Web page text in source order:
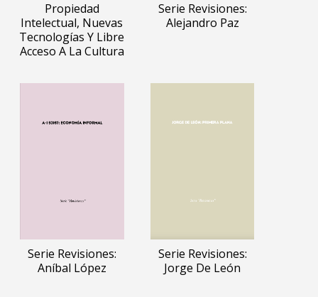
Propiedad
Intelectual, Nuevas
Tecnologías Y Libre
Acceso A La Cultura
Serie Revisiones:
Alejandro Paz
Serie Revisiones:
Aníbal López
Serie Revisiones:
Jorge De León